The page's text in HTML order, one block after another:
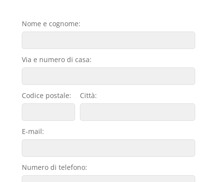
Nome e cognome:
Via e numero di casa:
Codice postale: Città:
E-mail:
Numero di telefono: